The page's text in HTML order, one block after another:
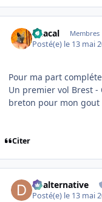
Chacal Membres
Posté(e) le 13 mai
Pour ma part
Un premier vol Brest
breton pour mon gout
Citer
dbalternative
Posté(e) le 13 mai